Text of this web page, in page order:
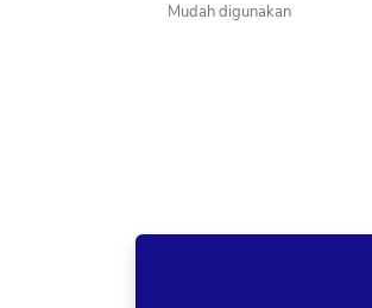
Mudah digunakan